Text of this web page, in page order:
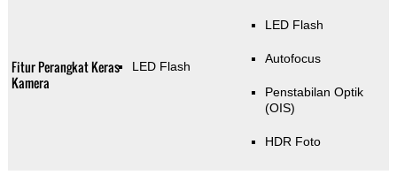
Fitur Perangkat Keras
Kamera
LED Flash
LED Flash
Autofocus
Penstabilan Optik
(OIS)
HDR Foto